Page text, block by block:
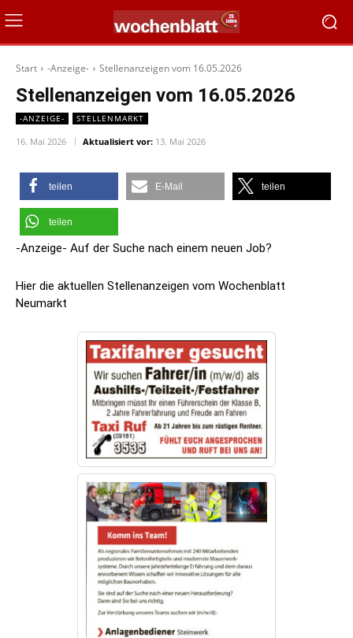
Start -Anzeige- Stellenanzeigen vom 16.05.2026
Stellenanzeigen vom 16.05.2026
-ANZEIGE- STELLENMARKT
16. Mai 2026 Aktualisiert vor: 13. Mai 2026
teilen E-Mail teilen
teilen
-Anzeige- Auf der Suche nach einem neuen Job?
Hier die aktuellen Stellenanzeigen vom Wochenblatt
Neumarkt